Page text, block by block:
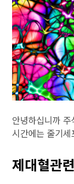
안녕하십니까
시간에는 줄기
제대혈관